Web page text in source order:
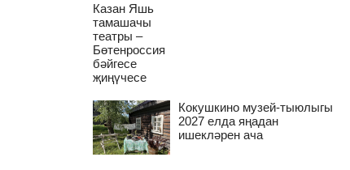
Казан Яшь
тамашачы
театры –
Бөтенроссия
бәйгесе
җиңүчесе
Кокушкино музей-тыюлыгы
2027 елда яңадан
ишекләрен ача